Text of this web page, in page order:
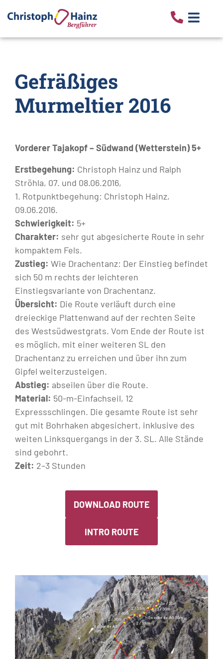
Gefräßiges
Murmeltier 2016
Vorderer Tajakopf – Südwand (Wetterstein) 5+
Erstbegehung: Christoph Hainz und Ralph
Ströhla, 07. und 08.06.2016,
1. Rotpunktbegehung: Christoph Hainz,
09.06.2016.
Schwierigkeit: 5+
Charakter: sehr gut abgesicherte Route in sehr
kompaktem Fels.
Zustieg: Wie Drachentanz: Der Einstieg befindet
sich 50 m rechts der leichteren
Einstiegsvariante von Drachentanz.
Übersicht: Die Route verläuft durch eine
dreieckige Plattenwand auf der rechten Seite
des Westsüdwestgrats. Vom Ende der Route ist
es möglich, mit einer weiteren SL den
Drachentanz zu erreichen und über ihn zum
Gipfel weiterzusteigen.
Abstieg: abseilen über die Route.
Material: 50-m-Einfachseil, 12
Expressschlingen. Die gesamte Route ist sehr
gut mit Bohrhaken abgesichert, inklusive des
weiten Linksquergangs in der 3. SL. Alle Stände
sind gebohrt.
Zeit: 2–3 Stunden
DOWNLOAD ROUTE
INTRO ROUTE